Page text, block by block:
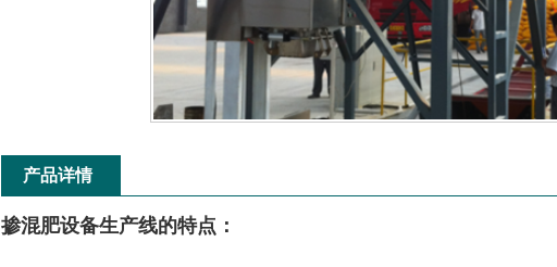
产品详情
掺混肥设备生产线的特点：